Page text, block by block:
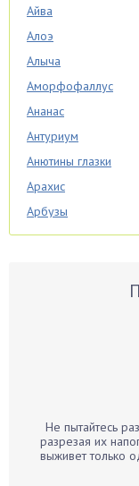
Айва
Алоэ
Алыча
Аморфофаллус
Ананас
Антуриум
Анютины глазки
Арахис
Арбузы
Аспарагус
Бархатцы
Бегония
Не пытайтесь
разрезая их
выживет только